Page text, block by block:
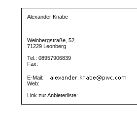
Alexander Knabe
Weinbergstraße, 52
71229 Leonberg
Tel.: 08957906839
Fax:
E-Mail:
Web:
Link zur Anbieterliste: